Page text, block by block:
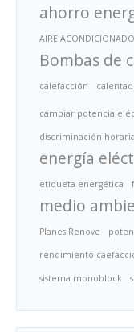
ahorro
AIRE ACONDICIONADO
Bombas de
calefacción
cambiar potencia
discriminación horaria
energía
etiqueta energética
medio
Planes Renove
rendimiento
sistema monoblock